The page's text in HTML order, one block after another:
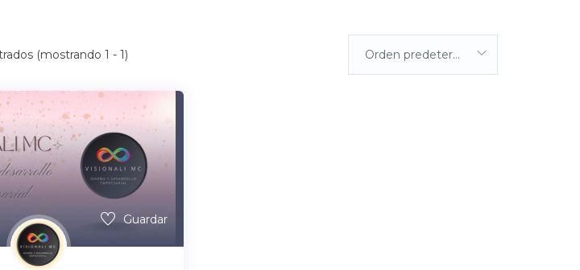
(mostrando 1 - 1) Orden predeterminada
Guardar